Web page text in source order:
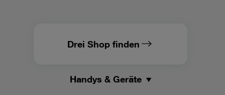
Drei Shop finden
Handys & Geräte